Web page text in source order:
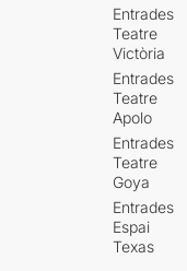
Entrades
Teatre
Victòria
Entrades
Teatre
Apolo
Entrades
Teatre
Goya
Entrades
Espai
Texas